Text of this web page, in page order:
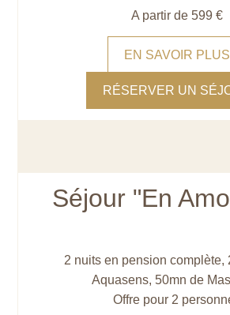
A partir de 599 €
EN SAVOIR PLUS
RÉSERVER UN
Séjour "En
2 nuits en pension complète,
Aquasens, 50mn de
Offre pour 2